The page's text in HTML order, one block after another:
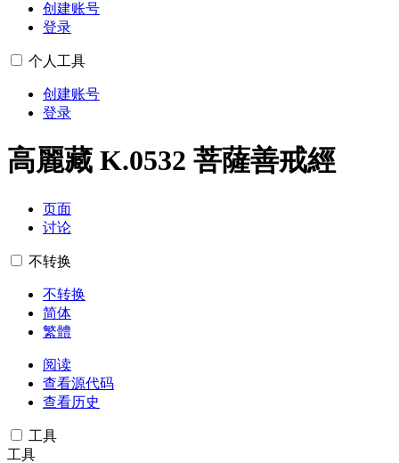
创建账号
登录
个人工具
创建账号
登录
高麗藏 K.0532 菩薩善戒經
页面
讨论
不转换
不转换
简体
繁體
阅读
查看源代码
查看历史
工具
工具